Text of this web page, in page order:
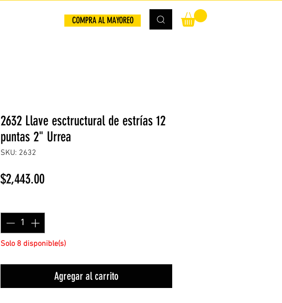
COMPRA AL MAYOREO
2632 Llave esctructural de estrías 12
puntas 2" Urrea
SKU: 2632
$2,443.00Precio
Solo 8 disponible(s)
Agregar al carrito